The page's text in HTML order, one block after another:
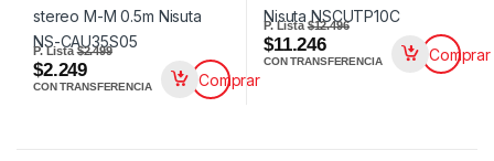
P. Lista$2.499
$2.249
CON TRANSFERENCIA Comprar
P. Lista$12.496
$11.246
CON TRANSFERENCIA Comprar